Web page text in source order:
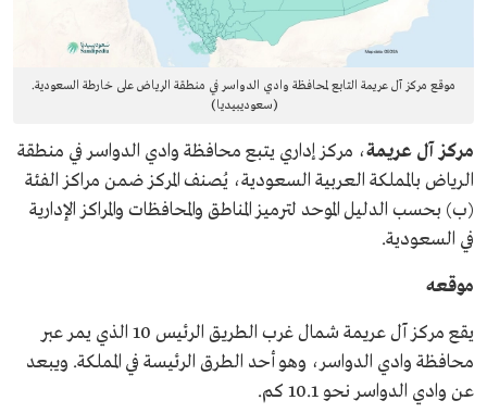
موقع مركز آل عريمة التابع لمحافظة وادي الدواسر في منطقة الرياض على خارطة السعودية.
(سعوديبيديا)
مركز آل عريمة، مركز إداري يتبع محافظة وادي الدواسر في منطقة
الرياض بالمملكة العربية السعودية، يُصنف المركز ضمن مراكز الفئة
(ب) بحسب الدليل الموحد لترميز المناطق والمحافظات والمراكز الإدارية
في السعودية.
موقعه
يقع مركز آل عريمة شمال غرب الطريق الرئيس 10 الذي يمر عبر
محافظة وادي الدواسر، وهو أحد الطرق الرئيسة في المملكة. ويبعد
عن وادي الدواسر نحو 10.1 كم.